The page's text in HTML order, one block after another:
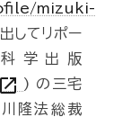
mizuki-
してリポー
学出版
) の三宅
川隆法総裁